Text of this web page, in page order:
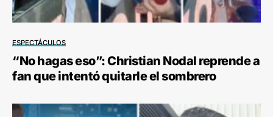
ESPECTÁCULOS
“No hagas eso”: Christian Nodal reprende a
fan que intentó quitarle el sombrero